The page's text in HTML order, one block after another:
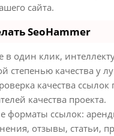
сайта.
SeoHammer
один клик,
степенью качества у
качества
качества проекта.
форматы ссылок:
отзывы, статьи,